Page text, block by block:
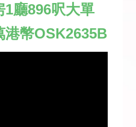
1廳896呎大單
港幣OSK2635B